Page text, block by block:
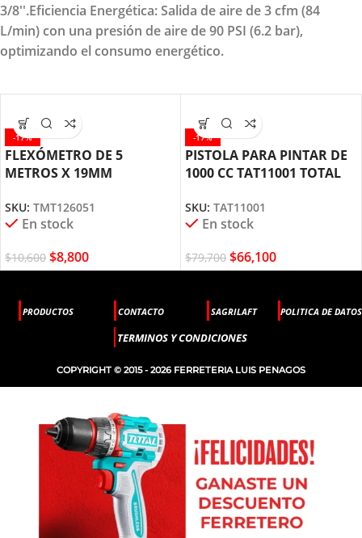
3/8''.Eficiencia Energética: Salida de aire de 3 cfm (84
L/min) con una presión de aire de 90 PSI (6.2 bar),
optimizando el consumo energético.
-17%
FLEXÓMETRO DE 5
METROS X 19MM
SKU: TMT126051
En stock
$10,600 $8,800
-17%
PISTOLA PARA PINTAR DE
1000 CC TAT11001 TOTAL
SKU: TAT11001
En stock
$79,700 $66,100
PRODUCTOS CONTACTO SAGRILAFT POLITICA DE DATOS
TERMINOS Y CONDICIONES
COPYRIGHT © 2015 - 2026 FERRETERIA LUIS PENAGOS